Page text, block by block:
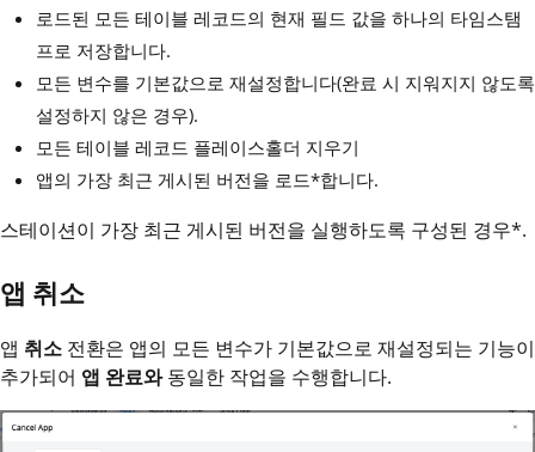
로드된 모든 테이블 레코드의 현재 필드 값을 하나의 타임스탬
프로 저장합니다.
모든 변수를 기본값으로 재설정합니다(완료 시 지워지지 않도록
설정하지 않은 경우).
모든 테이블 레코드 플레이스홀더 지우기
앱의 가장 최근 게시된 버전을 로드*합니다.
스테이션이 가장 최근 게시된 버전을 실행하도록 구성된 경우*.
앱 취소
앱 취소 전환은 앱의 모든 변수가 기본값으로 재설정되는 기능이
추가되어 앱 완료와동일한 작업을 수행합니다.